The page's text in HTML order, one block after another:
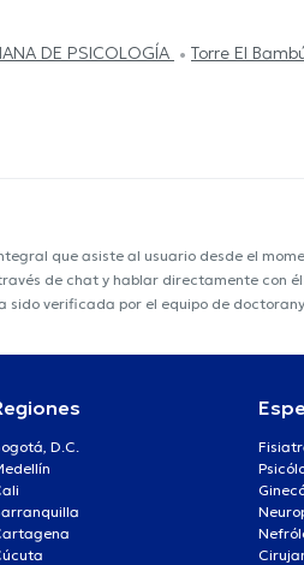
DE PSICOLOGÍA Torre El
que asiste al usuario desde el
de chat y hablar directamente con
sido verificada por el equipo de
D.C.